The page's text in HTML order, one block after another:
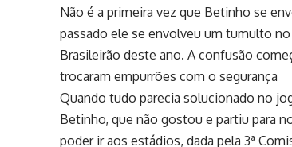
Não é a primeira vez que Betinho se
passado ele se envolveu um tumulto
Brasileirão deste ano. A confusão
trocaram empurrões com o segurança
Quando tudo parecia solucionado no
Betinho, que não gostou e partiu para
poder ir aos estádios, dada pela 3ª